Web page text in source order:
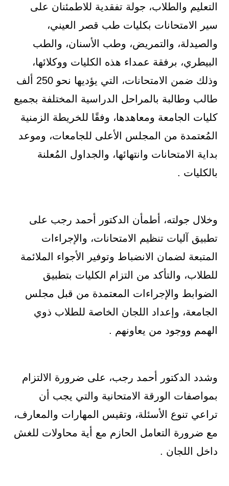
التعليم والطلاب، جولة تفقدية للاطمئنان على
سير الامتحانات بكليات طب قصر العيني،
والصيدلة، والتمريض، وطب الأسنان، والطب
البيطري، برفقة عمداء هذه الكليات ووكلائها،
وذلك ضمن الامتحانات، التي يؤديها نحو 250 ألف
طالب وطالبة بالمراحل الدراسية المختلفة بجميع
كليات الجامعة ومعاهدها، وفقًا للخريطة الزمنية
المُعتمدة من المجلس الأعلى للجامعات، وموعد
بداية الامتحانات وانتهائها، والجداول المُعلنة
بالكليات .
وخلال جولته، أطمأن الدكتور أحمد رجب على
تطبيق آليات تنظيم الامتحانات، والإجراءات
المتبعة لضمان الانضباط وتوفير الأجواء الملائمة
للطلاب، والتأكد من التزام الكليات بتطبيق
الضوابط والإجراءات المعتمدة من قبل مجلس
الجامعة، وإعداد اللجان الخاصة للطلاب ذوي
الهمم ووجود من يعاونهم .
وشدد الدكتور أحمد رجب، على ضرورة الالتزام
بمواصفات الورقة الامتحانية والتي يجب أن
تراعي تنوع الأسئلة، وتقيس المهارات والمعارف،
مع ضرورة التعامل الحازم مع أية محاولات للغش
داخل اللجان .